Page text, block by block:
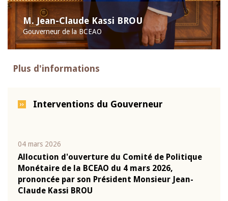
M. Jean-Claude Kassi BROU
Gouverneur de la BCEAO
Plus d'informations
Interventions du Gouverneur
04 mars 2026
Allocution d'ouverture du Comité de Politique
Monétaire de la BCEAO du 4 mars 2026,
prononcée par son Président Monsieur Jean-
Claude Kassi BROU